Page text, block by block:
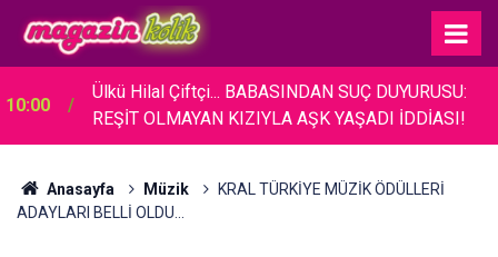
10:00
Ülkü Hilal Çiftçi... BABASINDAN SUÇ DUYURUSU:
REŞİT OLMAYAN KIZIYLA AŞK YAŞADI İDDİASI!
Anasayfa Müzik
KRAL TÜRKİYE MÜZİK ÖDÜLLERİ
ADAYLARI BELLİ OLDU...